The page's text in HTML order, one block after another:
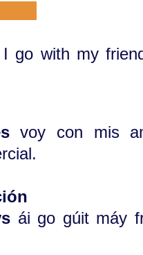
4
I go with my
voy con mis
ái go gúit máy